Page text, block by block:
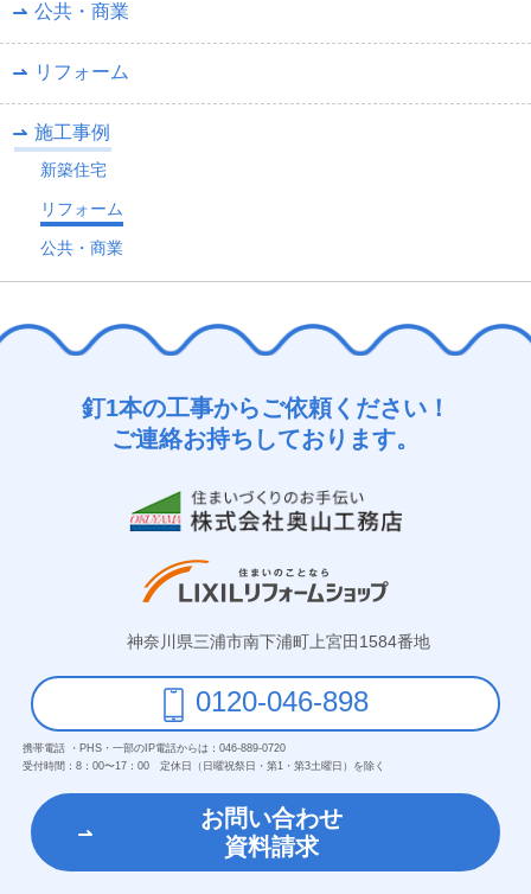
公共・商業
リフォーム
施工事例
新築住宅
リフォーム
公共・商業
釘1本の工事からご依頼ください！
ご連絡お持ちしております。
神奈川県三浦市南下浦町上宮田1584番地
0120-046-898
お問い合わせ
資料請求
携帯電話 ・PHS・一部のIP電話からは： 046-889-0720
受付時間： 8：00〜17：00 定休日（日曜祝祭日・第1・第3土曜日）を除く